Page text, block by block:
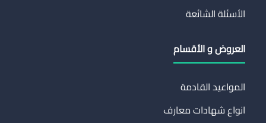
الأسئلة الشائعة
العروض و الأقسام
المواعيد القادمة
انواع شهادات معارف